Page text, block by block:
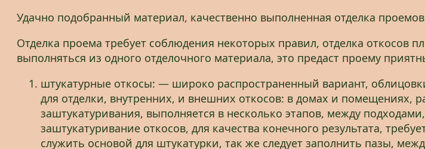
Удачно подобранный материал, качественно выполненная отделка
Отделка проема требует соблюдения некоторых правил, отделка
выполняться из одного отделочного материала, это предаст проему
штукатурные откосы: — широко распространенный вариант,
для отделки, внутренних, и внешних откосов: в домах и помещениях,
заштукатуривания, выполняется в несколько этапов, между
заштукатуривание откосов, для качества конечного результата,
служить основой для штукатурки, так же следует заполнить пазы,